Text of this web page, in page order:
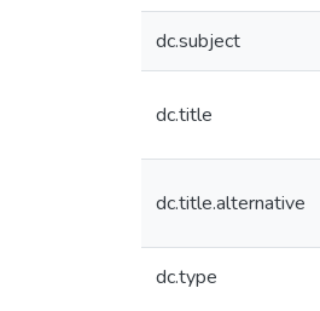
dc.subject
dc.title
dc.title.alternative
dc.type